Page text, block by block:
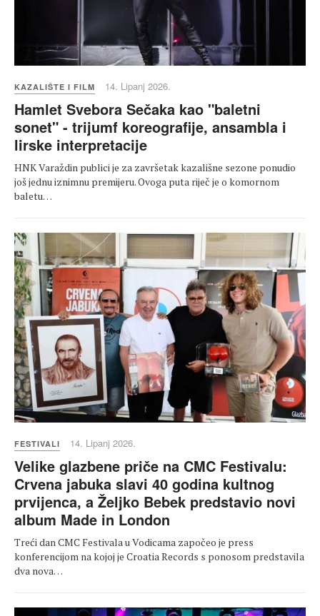
KAZALIŠTE I FILM 14. Lipanj 2026.
Hamlet Svebora Sečaka kao "baletni
sonet" - trijumf koreografije, ansambla i
lirske interpretacije
HNK Varaždin publici je za završetak kazališne sezone ponudio
još jednu iznimnu premijeru. Ovoga puta riječ je o komornom
baletu…
FESTIVALI 14. Lipanj 2026.
Velike glazbene priče na CMC Festivalu:
Crvena jabuka slavi 40 godina kultnog
prvijenca, a Željko Bebek predstavio novi
album Made in London
Treći dan CMC Festivala u Vodicama započeo je press
konferencijom na kojoj je Croatia Records s ponosom predstavila
dva nova…